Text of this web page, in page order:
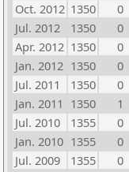
Oct. 2012 1350 0
Jul. 2012
1350 0
Apr. 2012 1350 0
Jan. 2012 1350 0
Jul. 2011
1350 0
Jan. 2011 1350 1
Jul. 2010
1355 0
Jan. 2010 1355 0
Jul. 2009
1355 0